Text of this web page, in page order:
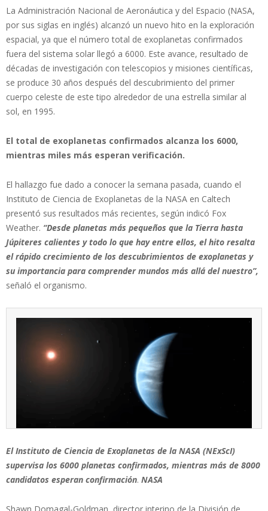
La Administración Nacional de Aeronáutica y del Espacio (NASA,
por sus siglas en inglés) alcanzó un nuevo hito en la exploración
espacial, ya que el número total de exoplanetas confirmados
fuera del sistema solar llegó a 6000. Este avance, resultado de
décadas de investigación con telescopios y misiones científicas,
se produce 30 años después del descubrimiento del primer
cuerpo celeste de este tipo alrededor de una estrella similar al
sol, en 1995.
El total de exoplanetas confirmados alcanza los 6000,
mientras miles más esperan verificación.
El hallazgo fue dado a conocer la semana pasada, cuando el
Instituto de Ciencia de Exoplanetas de la NASA en Caltech
presentó sus resultados más recientes, según indicó Fox
Weather. “Desde planetas más pequeños que la Tierra hasta
Júpiteres calientes y todo lo que hay entre ellos, el hito resalta
el rápido crecimiento de los descubrimientos de exoplanetas y
su importancia para comprender mundos más allá del nuestro”,
señaló el organismo.
El Instituto de Ciencia de Exoplanetas de la NASA (NExScI)
supervisa los 6000 planetas confirmados, mientras más de 8000
candidatos esperan confirmación. NASA
Shawn Domagal-Goldman, director interino de la División de